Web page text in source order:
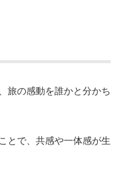
旅の感動を誰かと分かち
とで、共感や一体感が生